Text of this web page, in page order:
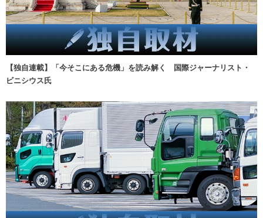
【独自連載】「今そこにある危機」を読み解く 国際ジャーナリスト・
ビニシウス氏